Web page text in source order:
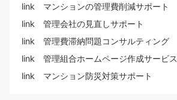
link マンションの管理費削減サポート
link 管理会社の見直しサポート
link 管理費滞納問題コンサルティング
link 管理組合ホームページ作成サービス
link マンション防災対策サポート